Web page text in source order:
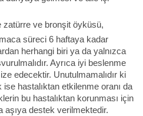
zatürre ve bronşit öyküsü,
süreci 6 haftaya kadar
herhangi biri ya da yalnızca
Ayrıca iyi beslenme
edecektir. Unutulmamalıdır ki
hastalıktan etkilenme oranı da
bu hastalıktan korunması için
aşıya destek verilmektedir.